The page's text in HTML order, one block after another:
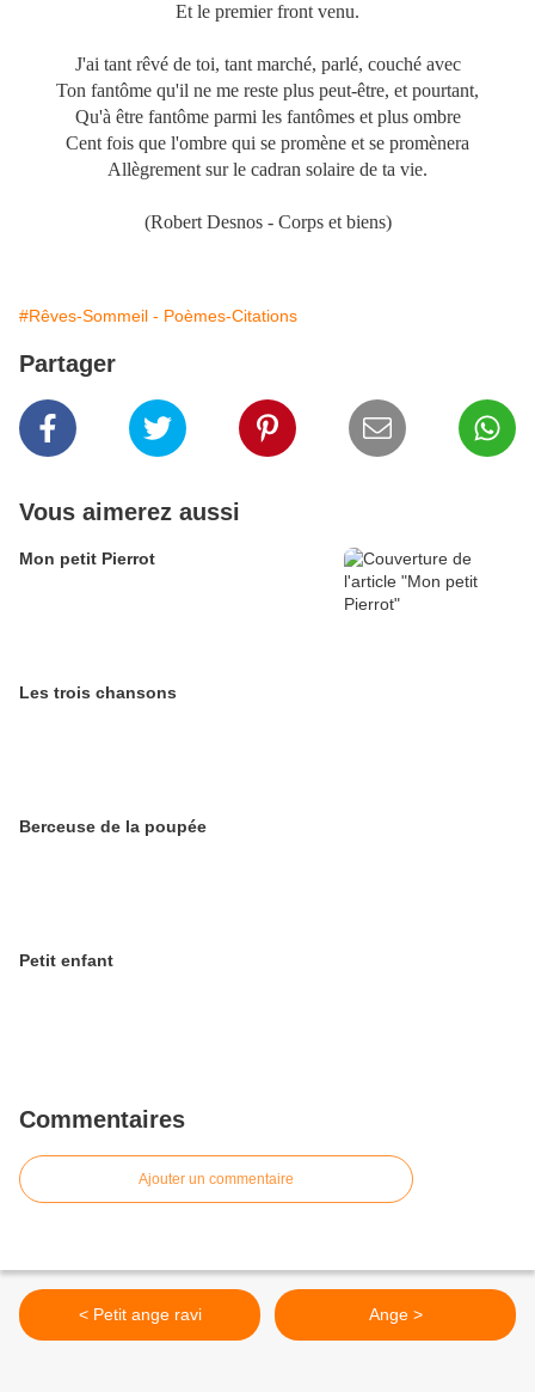
Et le premier front venu.
J'ai tant rêvé de toi, tant marché, parlé, couché avec
Ton fantôme qu'il ne me reste plus peut-être, et pourtant,
Qu'à être fantôme parmi les fantômes et plus ombre
Cent fois que l'ombre qui se promène et se promènera
Allègrement sur le cadran solaire de ta vie.
(Robert Desnos - Corps et biens)
#Rêves-Sommeil - Poèmes-Citations
Partager
Vous aimerez aussi
Mon petit Pierrot
Les trois chansons
Berceuse de la poupée
Petit enfant
Commentaires
Ajouter un commentaire
< Petit ange ravi Ange >